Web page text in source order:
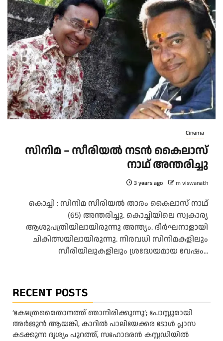
Cinema
സിനിമ – സീരിയല്‍ നടൻ കൈലാസ്
നാഥ് അന്തരിച്ചു
3 years ago m viswanath
കൊച്ചി : സിനിമ സീരിയല്‍ താരം കൈലാസ് നാഥ്
(65) അന്തരിച്ചു. കൊച്ചിയിലെ സ്വകാര്യ
ആശുപത്രിയിലായിരുന്നു അന്ത്യം. ദീര്‍ഘനാളായി
ചികിത്സയിലായിരുന്നു. നിരവധി സിനിമകളിലും
സീരിയിലുകളിലും ശ്രദ്ധേയമായ വേഷം...
RECENT POSTS
‘ക്ഷേത്രമൈതാനത്ത് ഞാനിരിക്കുന്നു’; പോസ്റ്റുമായി
അർജുൻ ആയങ്കി, കാറിൽ പാലിയേക്കര ടോൾ പ്ലാസ
കടക്കുന്ന ദൃശ്യം പുറത്ത്, സഹോദരൻ കസ്റ്റഡിയിൽ